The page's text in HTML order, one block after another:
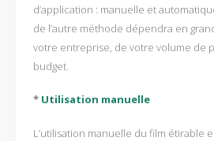
d’application : manuelle et
de l’autre méthode dépendra en
votre entreprise, de votre volume de
budget.
* Utilisation manuelle
L’utilisation manuelle du film étirable